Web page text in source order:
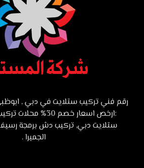
رقم فني تركيب ستلايت في دبي ,
:ارخص اسعار خصم 30%
ستلايت دبي, تركيب دش برمجة
الجميرا .